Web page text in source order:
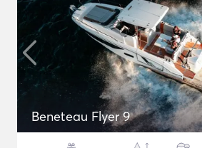
Beneteau Flyer 9